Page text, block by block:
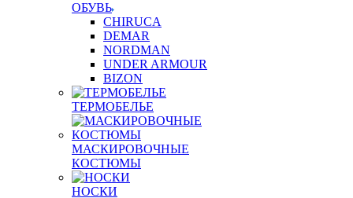
ОБУВЬ
CHIRUCA
DEMAR
NORDMAN
UNDER ARMOUR
BIZON
ТЕРМОБЕЛЬЕ
МАСКИРОВОЧНЫЕ
КОСТЮМЫ
НОСКИ